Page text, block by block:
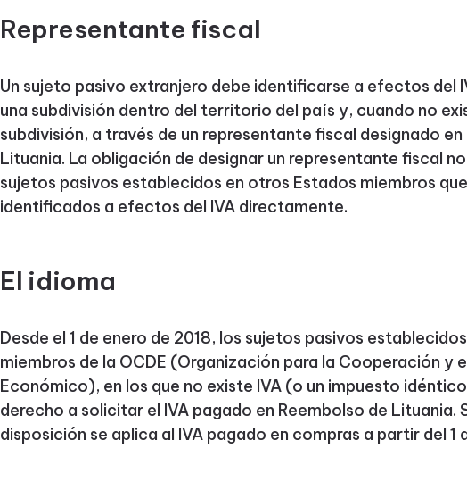
Representante fiscal
Un sujeto pasivo extranjero debe identificarse a efectos del
una subdivisión dentro del territorio del país y, cuando no
subdivisión, a través de un representante fiscal designado en
Lituania. La obligación de designar un representante fiscal
sujetos pasivos establecidos en otros Estados miembros
identificados a efectos del IVA directamente.
El idioma
Desde el 1 de enero de 2018, los sujetos pasivos
miembros de la OCDE (Organización para la Cooperación y
Económico), en los que no existe IVA (o un impuesto
derecho a solicitar el IVA pagado en Reembolso de Lituania.
disposición se aplica al IVA pagado en compras a partir del 1